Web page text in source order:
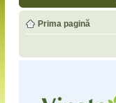
Prima pagină